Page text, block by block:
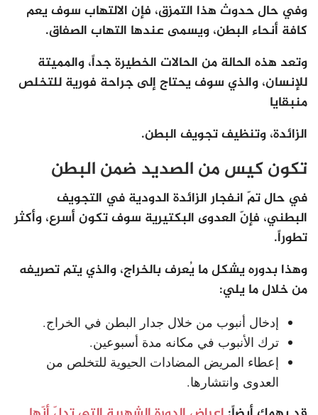
وفي حال حدوث هذا التمزق، فإن الالتهاب سوف يعم
كافة أنحاء البطن، ويسمى عندها التهاب الصفاق.
وتعد هذه الحالة من الحالات الخطيرة جداً، والمميتة
للإنسان، والذي سوف يحتاج إلى جراحة فورية للتخلص
منبقايا
الزائدة، وتنظيف تجويف البطن.
تكون كيس من الصديد ضمن البطن
في حال تمّ انفجار الزائدة الدودية في التجويف
البطني، فإنّ العدوى البكتيرية سوف تكون أسرع، وأكثر
تطوراً.
وهذا بدوره يشكل ما يُعرف بالخراج، والذي يتم تصريفه
من خلال ما يلي:
إدخال أنبوب من خلال جدار البطن في الخراج.
ترك الأنبوب في مكانه مدة أسبوعين.
إعطاء المريض المضادات الحيوية للتخلص من
العدوى وانتشارها.